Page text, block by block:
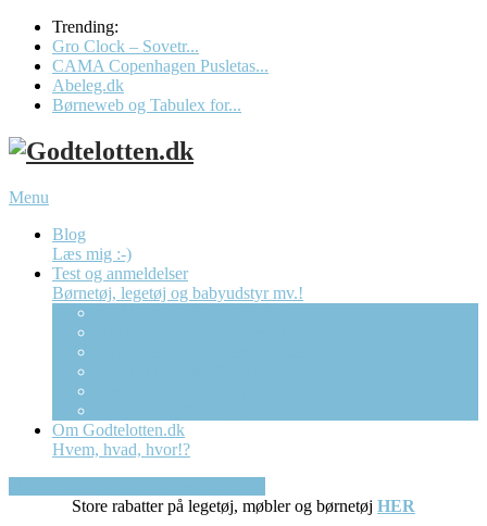
Trending:
Gro Clock – Sovetr...
CAMA Copenhagen Pusletas...
Abeleg.dk
Børneweb og Tabulex for...
Menu
Blog
Læs mig :-)
Test og anmeldelser
Børnetøj, legetøj og babyudstyr mv.!
Om Godtelotten.dk
Hvem, hvad, hvor!?
Store rabatter på legetøj, møbler og børnetøj HER